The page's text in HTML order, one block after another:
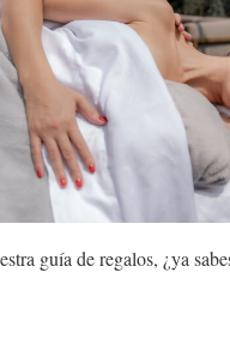
guía de regalos, ¿ya